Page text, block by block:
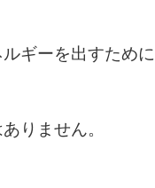
ギーを出すために
りません。